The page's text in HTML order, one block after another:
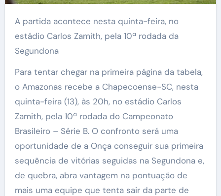
A partida acontece nesta quinta-feira, no
estádio Carlos Zamith, pela 10ª rodada da
Segundona
Para tentar chegar na primeira página da tabela,
o Amazonas recebe a Chapecoense-SC, nesta
quinta-feira (13), às 20h, no estádio Carlos
Zamith, pela 10ª rodada do Campeonato
Brasileiro – Série B. O confronto será uma
oportunidade de a Onça conseguir sua primeira
sequência de vitórias seguidas na Segundona e,
de quebra, abra vantagem na pontuação de
mais uma equipe que tenta sair da parte de